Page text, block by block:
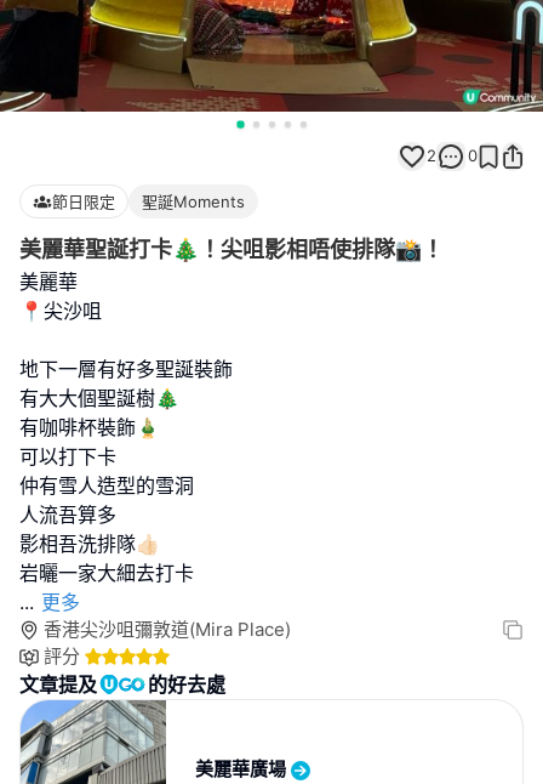
2 0
節日限定 聖誕Moments
美麗華聖誕打卡🎄！尖咀影相唔使排隊📸！
美麗華
📍尖沙咀
地下一層有好多聖誕裝飾
有大大個聖誕樹🎄
有咖啡杯裝飾🎍
可以打下卡
仲有雪人造型的雪洞
人流吾算多
影相吾洗排隊👍🏻
... 更多
香港尖沙咀彌敦道(Mira Place)
評分
文章提及 的好去處
美麗華廣場